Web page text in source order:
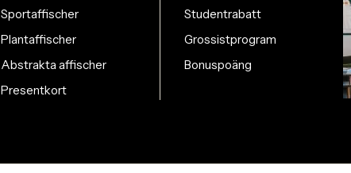
Sportaffischer
Plantaffischer
Abstrakta affischer
Presentkort
Studentrabatt
Grossistprogram
Bonuspoäng